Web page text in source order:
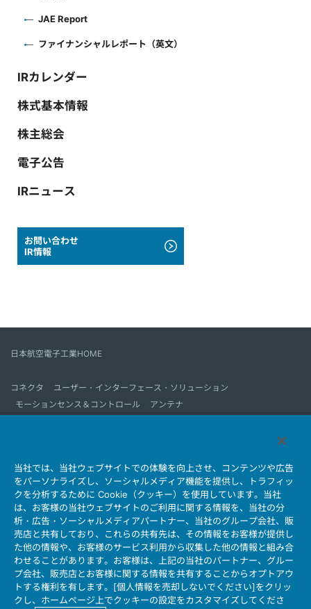
JAE Report
ファイナンシャルレポート（英文）
IRカレンダー
株式基本情報
株主総会
電子公告
IRニュース
お問い合わせ
IR情報
日本航空電子工業HOME
コネクタ
ユーザー・インターフェース・ソリューション
モーションセンス＆コントロール
アンテナ
製品情報新着一覧
サイトマップ お問い合わせ
個人情報保護ポリシー
JAE Cookie Policy
ウェブアクセシビリティ方針
マイナンバー情報保護ポリシー
当社ウェブサイトのご利用について
ソーシャルメディア公式アカウント運用ポリシー
当社では、当社ウェブサイトでの体験を向上させ、コンテンツや広告
をパーソナライズし、ソーシャルメディア機能を提供し、トラフィッ
クを分析するために Cookie（クッキー）を使用しています。当社
は、お客様の当社ウェブサイトのご利用に関する情報を、当社の分
析・広告・ソーシャルメディアパートナー、当社のグループ会社、販
売店と共有しており、これらの共有先は、その情報をお客様が提供し
た他の情報や、お客様のサービス利用から収集した他の情報と組み合
わせることがあります。お客様は、上記の当社のパートナー、グルー
プ会社、販売店とお客様に関する情報を共有することからオプトアウ
トする権利を有します。[個人情報を売却しないでください]をクリッ
クし、ホームページ上でクッキーの設定をカスタマイズしてくださ